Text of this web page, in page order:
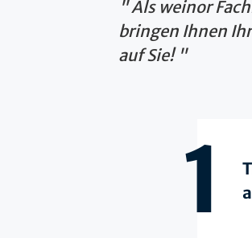
Als weinor
bringen Ihnen
auf Sie!
1